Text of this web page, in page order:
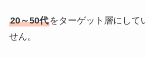
20～50代をターゲット層にして
せん。